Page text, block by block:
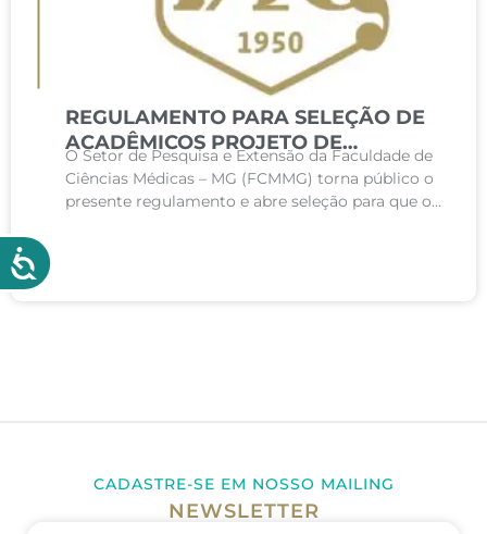
REGULAMENTO PARA SELEÇÃO DE
ACADÊMICOS PROJETO DE
EXTENSÃO E INOVAÇÃO CULTURAL –
“INCUBADORA DE BANDAS” 2º
SEMESTRE DE 2025
O Setor de Pesquisa e Extensão da Faculdade de
Ciências Médicas – MG (FCMMG) torna público o
presente regulamento e abre seleção para que os
CADASTRE-SE EM NOSSO MAILING
NEWSLETTER